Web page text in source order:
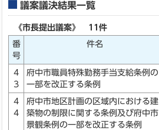
議案議決結果一覧
《市長提出議案》 11件
番
号
件名
4
3
府中市職員特殊勤務手当支給条例の
一部を改正する条例
4
4
府中市地区計画の区域内における建
築物の制限に関する条例及び府中市
景観条例の一部を改正する条例